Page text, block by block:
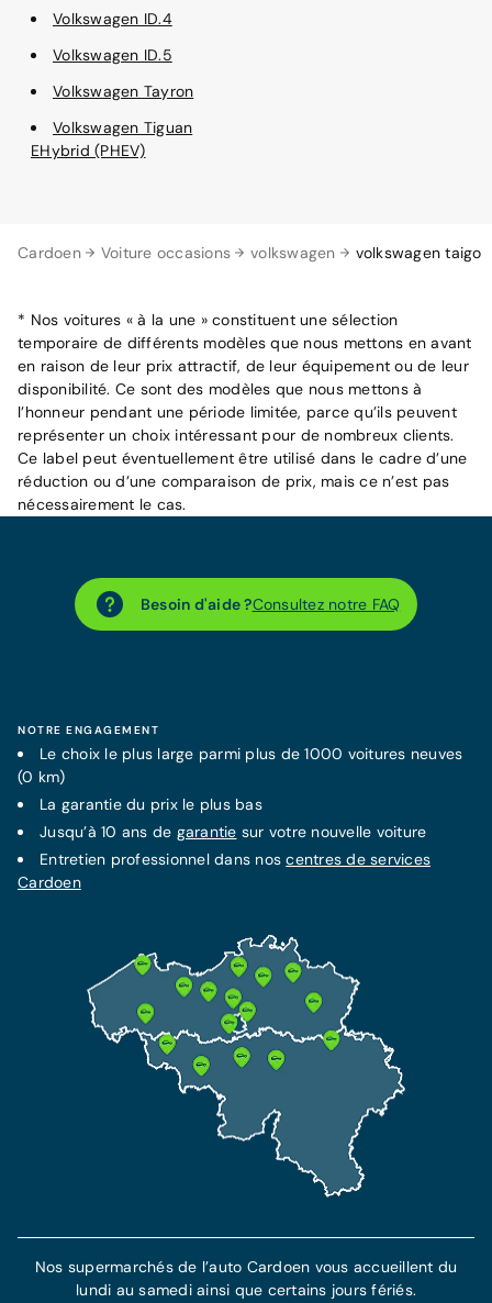
Cardoen Voiture occasions volkswagen volkswagen taigo
Volkswagen ID.4
Volkswagen ID.5
Volkswagen Tayron
Volkswagen Tiguan
EHybrid (PHEV)
* Nos voitures « à la une » constituent une sélection
temporaire de différents modèles que nous mettons en avant
en raison de leur prix attractif, de leur équipement ou de leur
disponibilité. Ce sont des modèles que nous mettons à
l’honneur pendant une période limitée, parce qu’ils peuvent
représenter un choix intéressant pour de nombreux clients.
Ce label peut éventuellement être utilisé dans le cadre d’une
réduction ou d’une comparaison de prix, mais ce n’est pas
nécessairement le cas.
Besoin d'aide ?Consultez notre FAQ
NOTRE ENGAGEMENT
Le choix le plus large parmi plus de 1000 voitures neuves
(0 km)
La garantiedu prix le plus bas
Jusqu’à 10 ans de garantie sur votre nouvelle voiture
Entretien professionnel dans noscentres de services
Cardoen
Nos supermarchés de l’auto Cardoen vous accueillent du
lundi au samedi ainsi que certains jours fériés.